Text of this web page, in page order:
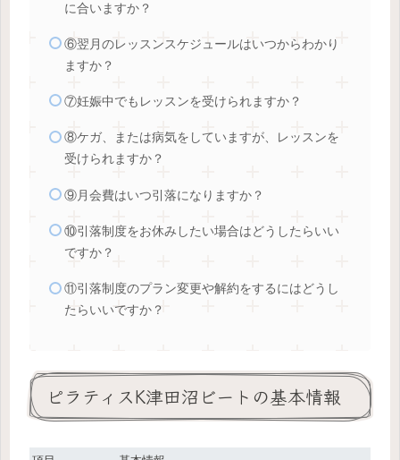
に合いますか？
⑥翌月のレッスンスケジュールはいつからわかり
ますか？
⑦妊娠中でもレッスンを受けられますか？
⑧ケガ、または病気をしていますが、レッスンを
受けられますか？
⑨月会費はいつ引落になりますか？
⑩引落制度をお休みしたい場合はどうしたらいい
ですか？
⑪引落制度のプラン変更や解約をするにはどうし
たらいいですか？
ピラティスK津田沼ビートの基本情報